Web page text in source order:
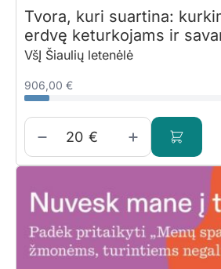
Tvora, kuri suartina:
erdvę keturkojams ir
VšĮ Šiaulių letenėlė
906,00 €
€